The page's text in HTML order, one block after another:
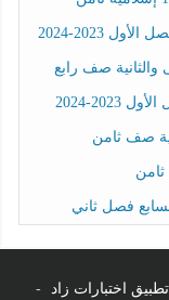
2023-2024
والثانية صف رابع
2024
صف ثامن
فصل ثاني
تطبيق اختبارات زاد -